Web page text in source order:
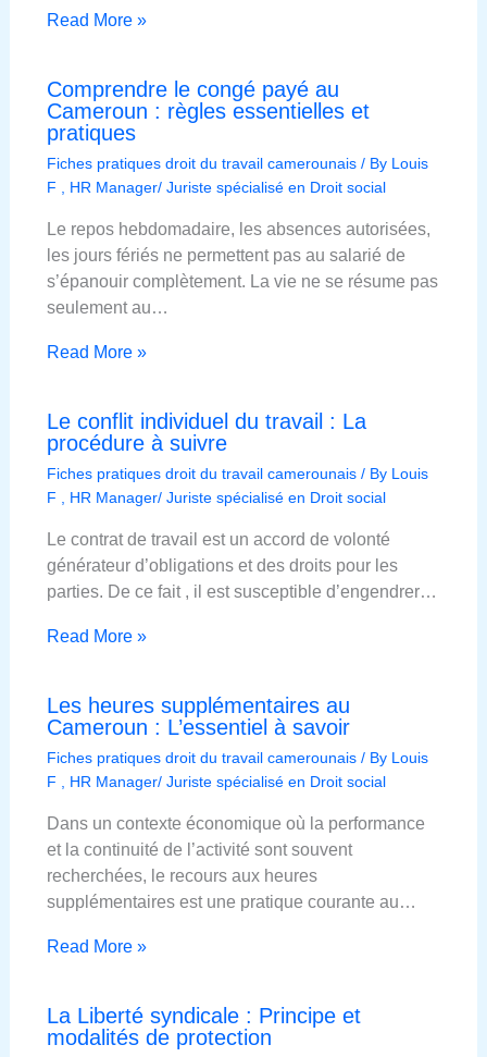
Read More »
Comprendre le congé payé au
Cameroun : règles essentielles et
pratiques
Fiches pratiques droit du travail camerounais/ By Louis
F , HR Manager/ Juriste spécialisé en Droit social
Le repos hebdomadaire, les absences autorisées,
les jours fériés ne permettent pas au salarié de
s’épanouir complètement. La vie ne se résume pas
seulement au…
Read More »
Le conflit individuel du travail : La
procédure à suivre
Fiches pratiques droit du travail camerounais/ By Louis
F , HR Manager/ Juriste spécialisé en Droit social
Le contrat de travail est un accord de volonté
générateur d’obligations et des droits pour les
parties. De ce fait , il est susceptible d’engendrer…
Read More »
Les heures supplémentaires au
Cameroun : L’essentiel à savoir
Fiches pratiques droit du travail camerounais/ By Louis
F , HR Manager/ Juriste spécialisé en Droit social
Dans un contexte économique où la performance
et la continuité de l’activité sont souvent
recherchées, le recours aux heures
supplémentaires est une pratique courante au…
Read More »
La Liberté syndicale : Principe et
modalités de protection